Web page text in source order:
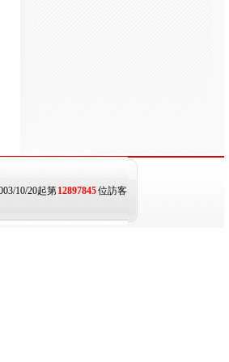
10/20起第12897845位訪客